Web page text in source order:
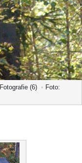
Fotografie (6) • Foto: